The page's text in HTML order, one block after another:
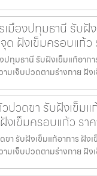
เมืองปทุมธานี รับฝั
ด ฝังเข็มครอบแก้ว
ปทุมธานี รับฝังเข็มแก้อาก
ามเจ็บปวดตามร่างกาย ฝัง
ปวดขา รับฝังเข็มแ
งเข็มครอบแก้ว รา
า รับฝังเข็มแก้อาการ ฝัง
ามเจ็บปวดตามร่างกาย ฝั